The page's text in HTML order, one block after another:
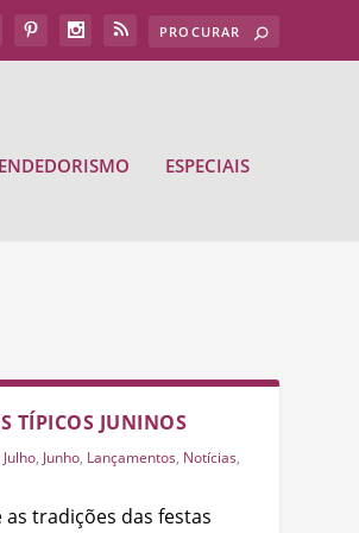
ESPECIAIS
TÍPICOS JUNINOS
Julho, Junho, Lançamentos, Notícias,
tradições das festas